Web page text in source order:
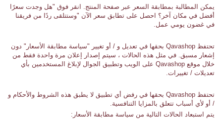
يمكن المطالبة بمطابقة السعر عبر صفحة المنتج. انقر فوق "هل وجدت سعرًا
أفضل في مكان آخر؟ احصل على تطابق سعر الآن "وستتلقى ردًا من فريقنا
في غضون يومي عمل.
تحتفظ Qavashop بحقها في تعديل و / أو تغيير "سياسة مطابقة الأسعار" دون
إشعار مسبق. في مثل هذه الحالات ، سيتم إصدار إعلان مرة واحدة فقط من
خلال موقع Qavashop على الويب وتطبيق الجوال لإبلاغ المستخدمين بأي
تعديلات / تغييرات.
تحتفظ Qavashop بحقها في رفض أي تطبيق لا يطبق هذه الشروط والأحكام و
/ أو لأي أسباب تتعلق بالمزايا التنافسية.
يتم استبعاد الحالات التالية من سياسة مطابقة الأسعار: